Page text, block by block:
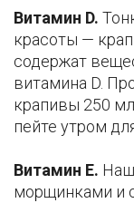
Витамин D.
красоты —
содержат
витамина D.
крапивы 250
пейте утром
Витамин E.
морщинками и